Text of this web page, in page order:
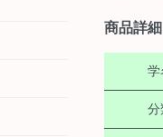
商品詳細
学
分